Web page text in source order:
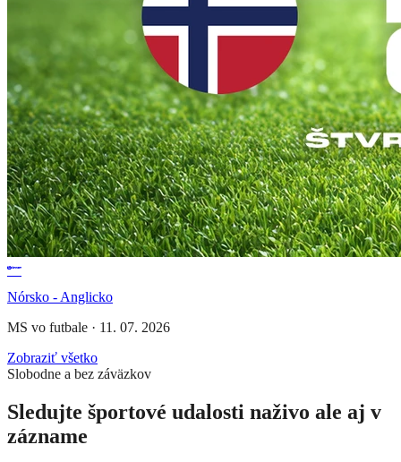
Nórsko - Anglicko
MS vo futbale · 11. 07. 2026
Zobraziť všetko
Slobodne a bez záväzkov
Sledujte športové udalosti naživo ale aj v
zázname